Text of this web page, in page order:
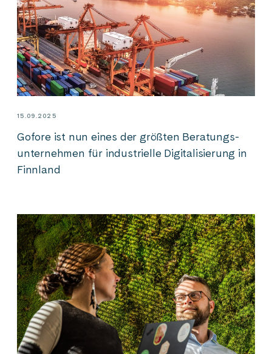
15.09.2025
Gofore ist nun eines der größten Beratungs­­­
unternehmen für industrielle Digitalisierung in
Finnland